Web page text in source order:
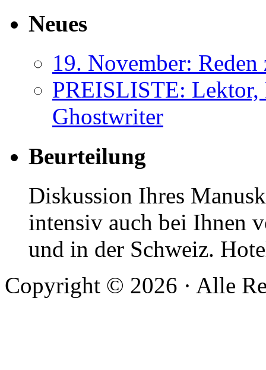
Neues
19. November:
PREISLISTE: Lektor,
Ghostwriter
Beurteilung
Diskussion Ihres
intensiv auch bei Ihnen
und in der Schweiz.
Copyright © 2026 · Alle